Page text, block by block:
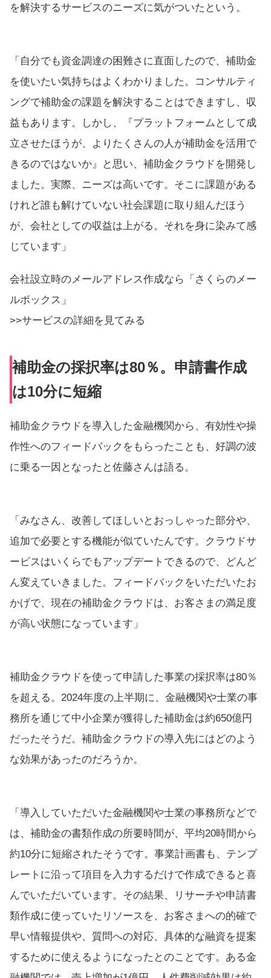
を解決するサービスのニーズに気がついたという。
「自分でも資金調達の困難さに直面したので、補助金
を使いたい気持ちはよくわかりました。コンサルティ
ングで補助金の課題を解決することはできますし、収
益もあります。しかし、『プラットフォームとして成
立させたほうが、よりたくさんの人が補助金を活用で
きるのではないか』と思い、補助金クラウドを開発し
ました。実際、ニーズは高いです。そこに課題がある
けれど誰も解けていない社会課題に取り組んだほう
が、会社としての収益は上がる。それを身に染みて感
じています」
会社設立時のメールアドレス作成なら「さくらのメー
ルボックス」
>>サービスの詳細を見てみる
補助金の採択率は80％。申請書作成
は10分に短縮
補助金クラウドを導入した金融機関から、有効性や操
作性へのフィードバックをもらったことも、好調の波
に乗る一因となったと佐藤さんは語る。
「みなさん、改善してほしいとおっしゃった部分や、
追加で必要とする機能が似ていたんです。クラウドサ
ービスはいくらでもアップデートできるので、どんど
ん変えていきました。フィードバックをいただいたお
かげで、現在の補助金クラウドは、お客さまの満足度
が高い状態になっています」
補助金クラウドを使って申請した事業の採択率は80％
を超える。2024年度の上半期に、金融機関や士業の事
務所を通じて中小企業が獲得した補助金は約650億円
だったそうだ。補助金クラウドの導入先にはどのよう
な効果があったのだろうか。
「導入していただいた金融機関や士業の事務所などで
は、補助金の書類作成の所要時間が、平均20時間から
約10分に短縮されたそうです。事業計画書も、テンプ
レートに沿って項目を入力するだけで作成できると喜
んでいただいています。その結果、リサーチや申請書
類作成に使っていたリソースを、お客さまへの的確で
早い情報提供や、質問への対応、具体的な融資を提案
するために使えるようになったとのことです。ある金